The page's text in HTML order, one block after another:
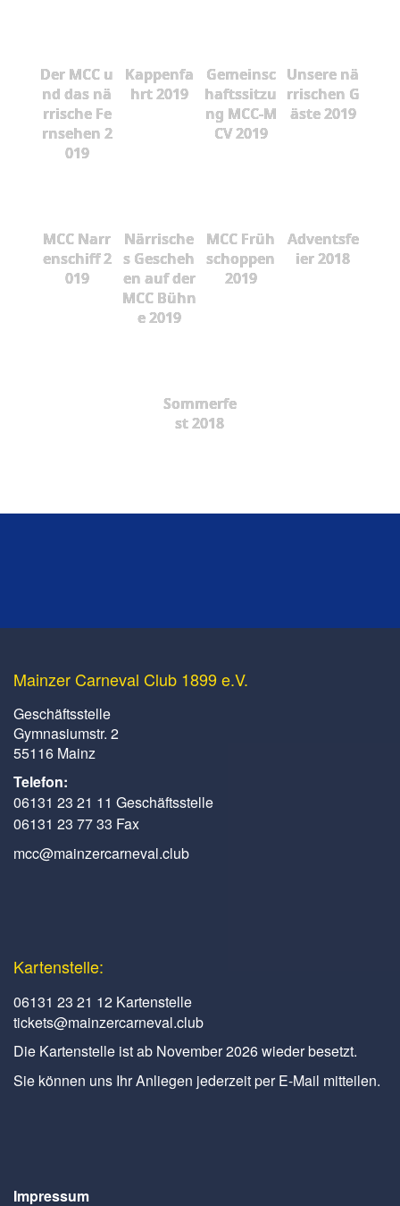
Der MCC u
nd das nä
rrische Fe
rnsehen 2
019
Kappenfa
hrt 2019
Gemeinsc
haftssitzu
ng MCC-M
CV 2019
Unsere nä
rrischen G
äste 2019
MCC Narr
enschiff 2
019
Närrische
s Gescheh
en auf der
MCC Bühn
e 2019
MCC Früh
schoppen
2019
Adventsfe
ier 2018
Sommerfe
st 2018
Mainzer Carneval Club 1899 e.V.
Geschäftsstelle
Gymnasiumstr. 2
55116 Mainz
Telefon:
06131 23 21 11 Geschäftsstelle
06131 23 77 33 Fax
mcc@mainzercarneval.club
Kartenstelle:
06131 23 21 12 Kartenstelle
tickets@mainzercarneval.club
Die Kartenstelle ist ab November 2026 wieder besetzt.
Sie können uns Ihr Anliegen jederzeit per E-Mail mitteilen.
Impressum